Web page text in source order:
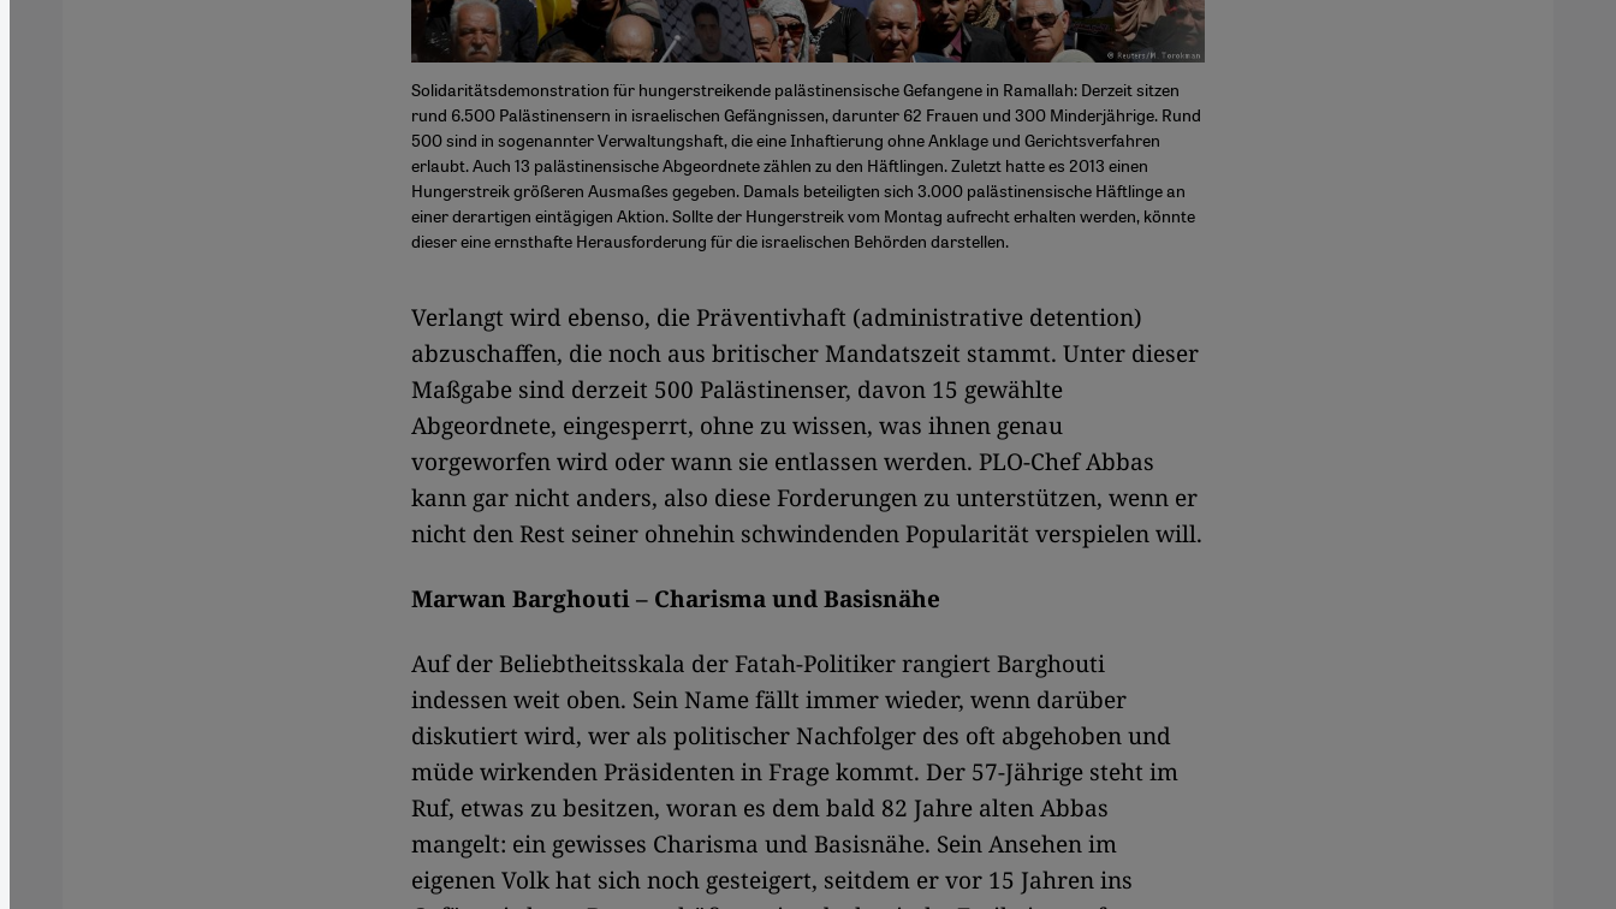
Solidaritätsdemonstration für hungerstreikende palästinensische Gefangene in Ramallah: Derzeit sitzen
rund 6.500 Palästinensern in israelischen Gefängnissen, darunter 62 Frauen und 300 Minderjährige. Rund
500 sind in sogenannter Verwaltungshaft, die eine Inhaftierung ohne Anklage und Gerichtsverfahren
erlaubt. Auch 13 palästinensische Abgeordnete zählen zu den Häftlingen. Zuletzt hatte es 2013 einen
Hungerstreik größeren Ausmaßes gegeben. Damals beteiligten sich 3.000 palästinensische Häftlinge an
einer derartigen eintägigen Aktion. Sollte der Hungerstreik vom Montag aufrecht erhalten werden, könnte
dieser eine ernsthafte Herausforderung für die israelischen Behörden darstellen.
Verlangt wird ebenso, die Präventivhaft (administrative detention)
abzuschaffen, die noch aus britischer Mandatszeit stammt. Unter dieser
Maßgabe sind derzeit 500 Palästinenser, davon 15 gewählte
Abgeordnete, eingesperrt, ohne zu wissen, was ihnen genau
vorgeworfen wird oder wann sie entlassen werden. PLO-Chef Abbas
kann gar nicht anders, also diese Forderungen zu unterstützen, wenn er
nicht den Rest seiner ohnehin schwindenden Popularität verspielen will.
Marwan Barghouti – Charisma und Basisnähe
Auf der Beliebtheitsskala der Fatah-Politiker rangiert Barghouti
indessen weit oben. Sein Name fällt immer wieder, wenn darüber
diskutiert wird, wer als politischer Nachfolger des oft abgehoben und
müde wirkenden Präsidenten in Frage kommt. Der 57-Jährige steht im
Ruf, etwas zu besitzen, woran es dem bald 82 Jahre alten Abbas
mangelt: ein gewisses Charisma und Basisnähe. Sein Ansehen im
eigenen Volk hat sich noch gesteigert, seitdem er vor 15 Jahren ins